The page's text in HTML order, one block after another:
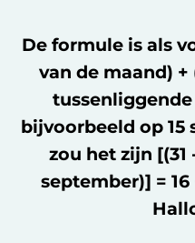
De formule is als
van de maand)
bijvoorbeeld op 15
zou het zijn [(31
september)] =